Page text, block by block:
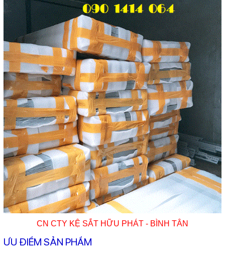
CN CTY KỆ SẮT HỮU PHÁT - BÌNH TÂN
ƯU ĐIỂM SẢN PHẨM